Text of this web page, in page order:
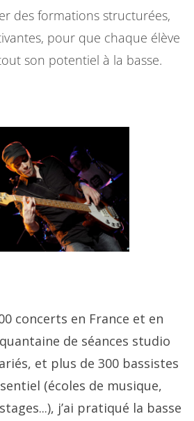
des formations structurées,
pour que chaque élève
son potentiel à la basse.
concerts en France et en
de séances studio
et plus de 300 bassistes
(écoles de musique,
j’ai pratiqué la basse